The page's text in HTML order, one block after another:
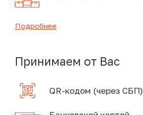
Подробнее
Принимаем от Вас
QR-кодом (через СБП)